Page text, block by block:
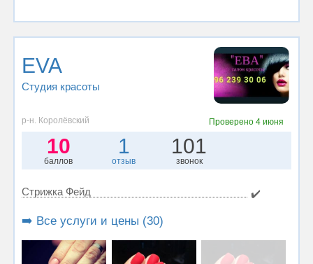
EVA
Студия красоты
р-н. Королёвский Проверено4 июня
10
баллов
1
отзыв
101
звонок
Стрижка Фейд ✔️
➡️ Все услуги и цены (30)